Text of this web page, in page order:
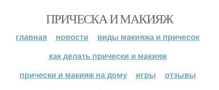
ПРИЧЕСКА И МАКИЯЖ
главная новости
виды макияжа и причесок
как делать прически и макияж
прически и макияж на дому
игры отзывы